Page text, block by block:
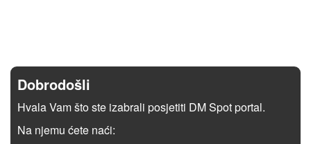
Dobrodošli
Hvala Vam što ste izabrali posjetiti DM Spot portal.
Na njemu ćete naći: